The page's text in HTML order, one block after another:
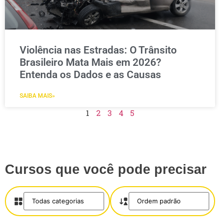
Violência nas Estradas: O Trânsito
Brasileiro Mata Mais em 2026?
Entenda os Dados e as Causas
SAIBA MAIS»
1 2 3 4 5
Cursos que você pode precisar